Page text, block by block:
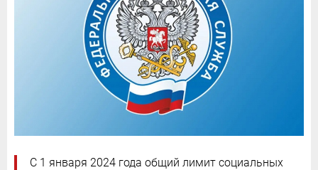
С 1 января 2024 года общий лимит социальных